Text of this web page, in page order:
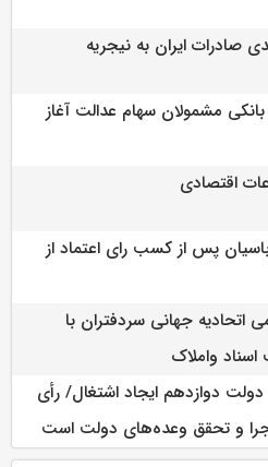
بانکی مشمولان سهام عدالت آغاز
اقتصادی
پس از کسب رای اعتماد از
اتحادیه جهانی سردفتران با
واملاک
دولت دوازدهم ایجاد اشتغال/ رأی
و تحقق وعده‌های دولت است